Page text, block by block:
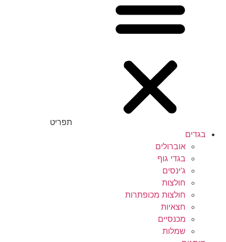
תפריט
בגדים
אוברולים
בגדי גוף
ג’ינסים
חולצות
חולצות מכופתרות
חצאיות
מכנסיים
שמלות